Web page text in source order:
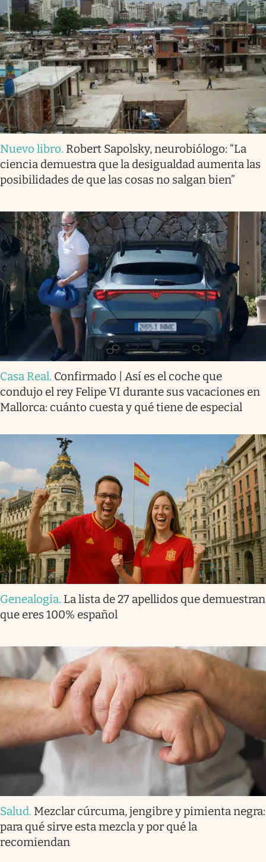
Nuevo libro. Robert Sapolsky, neurobiólogo: “La
ciencia demuestra que la desigualdad aumenta las
posibilidades de que las cosas no salgan bien”
Casa Real. Confirmado | Así es el coche que
condujo el rey Felipe VI durante sus vacaciones en
Mallorca: cuánto cuesta y qué tiene de especial
Genealogía. La lista de 27 apellidos que demuestran
que eres 100% español
Salud. Mezclar cúrcuma, jengibre y pimienta negra:
para qué sirve esta mezcla y por qué la
recomiendan